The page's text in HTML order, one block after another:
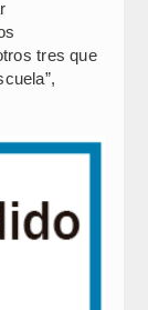
tres que